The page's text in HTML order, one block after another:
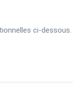
ci-dessous.